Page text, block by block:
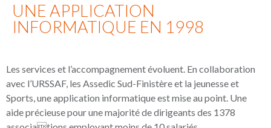
UNE APPLICATION
INFORMATIQUE EN 1998
Les services et l’accompagnement évoluent. En collaboration
avec l’URSSAF, les Assedic Sud-Finistère et la jeunesse et
Sports, une application informatique est mise au point. Une
aide précieuse pour une majorité de dirigeants des 1378